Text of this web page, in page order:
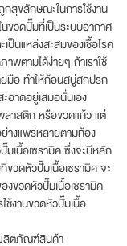
กสุขลักษณะในการใช้งาน
นขวดปั๊มที่เป็นระบบอากาศ
ป็นแหล่งสะสมของเชื้อโรค
พตามได้ง่ายๆ ถ้าเราใช้
มือ ทำให้ก้อนสบู่สกปรก
อาดอยู่เสมอนั่นเอง
ลาสติก หรือขวดแก้ว แต่
ย่างแพร่หลายตามท้อง
เนื้อเซรามิค ซึ่งจะมีหลัก
ขวดหัวปั๊มเนื้อเซรามิค จะ
ขวดหัวปั๊มเนื้อเซรามิค
ช้งานขวดหัวปั๊มเนื้อ
ลิตภัณฑ์สินค้า